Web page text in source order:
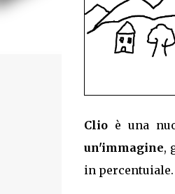
Clioè una
un'immagine,
in percentuiale.